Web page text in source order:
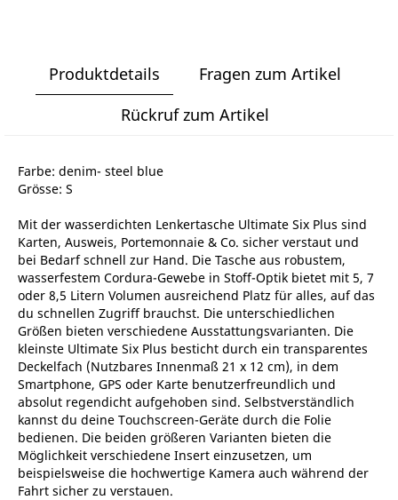
Produktdetails
Fragen zum Artikel
Rückruf zum Artikel
Farbe: denim- steel blue
Grösse: S
Mit der wasserdichten Lenkertasche Ultimate Six Plus sind
Karten, Ausweis, Portemonnaie & Co. sicher verstaut und
bei Bedarf schnell zur Hand. Die Tasche aus robustem,
wasserfestem Cordura-Gewebe in Stoff-Optik bietet mit 5, 7
oder 8,5 Litern Volumen ausreichend Platz für alles, auf das
du schnellen Zugriff brauchst. Die unterschiedlichen
Größen bieten verschiedene Ausstattungsvarianten. Die
kleinste Ultimate Six Plus besticht durch ein transparentes
Deckelfach (Nutzbares Innenmaß 21 x 12 cm), in dem
Smartphone, GPS oder Karte benutzerfreundlich und
absolut regendicht aufgehoben sind. Selbstverständlich
kannst du deine Touchscreen-Geräte durch die Folie
bedienen. Die beiden größeren Varianten bieten die
Möglichkeit verschiedene Insert einzusetzen, um
beispielsweise die hochwertige Kamera auch während der
Fahrt sicher zu verstauen.